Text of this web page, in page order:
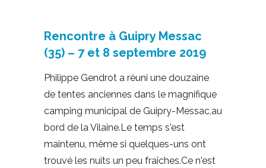
Rencontre à Guipry Messac
(35) – 7 et 8 septembre 2019
Philippe Gendrot a réuni une douzaine
de tentes anciennes dans le magnifique
camping municipal de Guipry-Messac,au
bord de la Vilaine.Le temps s'est
maintenu, même si quelques-uns ont
trouvé les nuits un peu fraîches.Ce n'est